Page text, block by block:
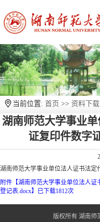
当前位置: 首页 >> 资料下载
湖南师范大学事业
证复印件数字
湖南师范大学事业单位法人证书法
附件【湖南师范大学事业单位法人证
登记表.docx】 已下载1812次
版权所有 湖南师